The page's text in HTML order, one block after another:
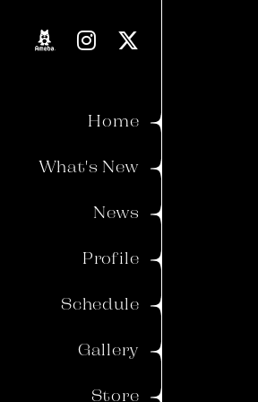
Home
What's New
News
Profile
Schedule
Gallery
Store